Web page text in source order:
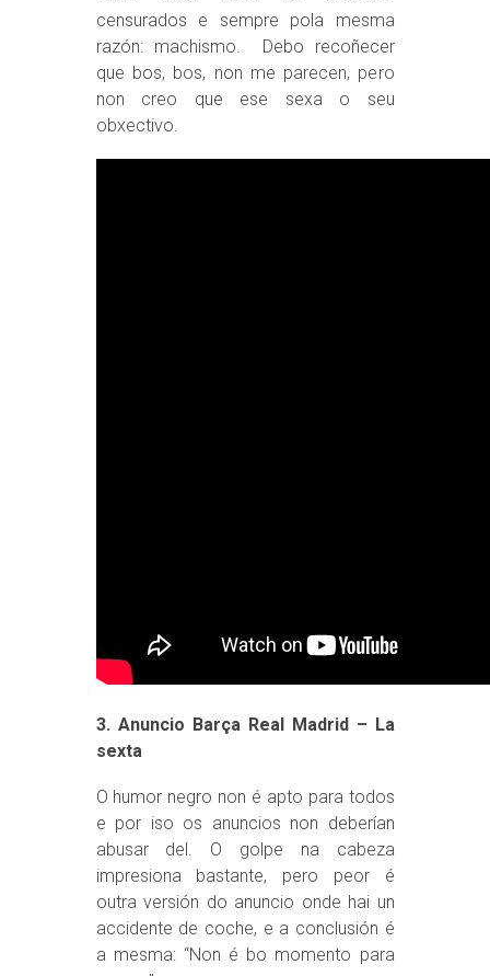
censurados e sempre pola mesma
razón: machismo. Debo recoñecer
que bos, bos, non me parecen, pero
non creo que ese sexa o seu
obxectivo.
3. Anuncio Barça Real Madrid – La
sexta
O humor negro non é apto para todos
e por iso os anuncios non deberían
abusar del. O golpe na cabeza
impresiona bastante, pero peor é
outra versión do anuncio onde hai un
accidente de coche, e a conclusión é
a mesma: “Non é bo momento para